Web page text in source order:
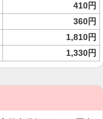
410円
360円
1,810円
1,330円